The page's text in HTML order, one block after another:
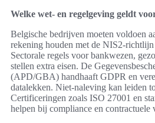
Welke wet- en regelgeving geldt
Belgische bedrijven moeten voldoen
rekening houden met de NIS2-
Sectorale regels voor bankwezen,
stellen extra eisen. De
(APD/GBA) handhaaft GDPR en
datalekken. Niet-naleving kan leiden
Certificeringen zoals ISO 27001 en
helpen bij compliance en contractuele